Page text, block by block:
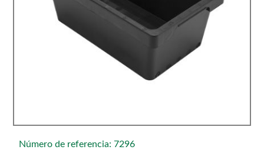
Número de referencia: 7296